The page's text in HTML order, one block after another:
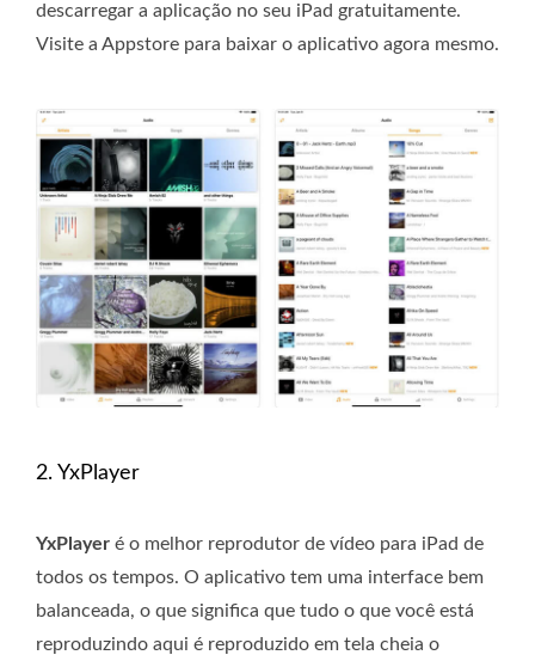
descarregar a aplicação no seu iPad gratuitamente.
Visite a Appstore para baixar o aplicativo agora mesmo.
2. YxPlayer
YxPlayer é o melhor reprodutor de vídeo para iPad de
todos os tempos. O aplicativo tem uma interface bem
balanceada, o que significa que tudo o que você está
reproduzindo aqui é reproduzido em tela cheia o